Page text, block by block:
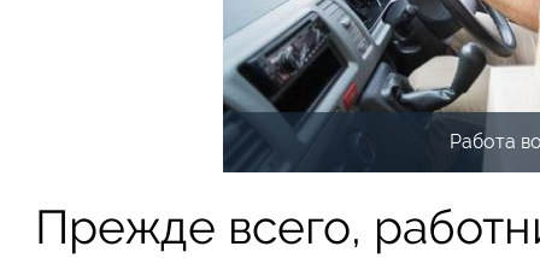
Работа
Прежде всего,